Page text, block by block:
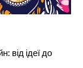
від ідеї до